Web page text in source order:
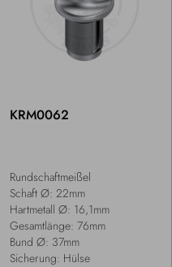
KRM0062
Rundschaftmeißel
Schaft Ø: 22mm
Hartmetall Ø: 16,1mm
Gesamtlänge: 76mm
Bund Ø: 37mm
Sicherung: Hülse